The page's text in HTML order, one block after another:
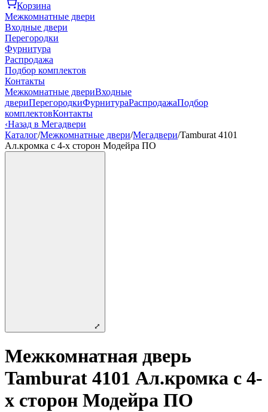
Корзина
Межкомнатные двери
Входные двери
Перегородки
Фурнитура
Распродажа
Подбор комплектов
Контакты
Межкомнатные двериВходные
двериПерегородкиФурнитураРаспродажаПодбор
комплектовКонтакты
‹Назад в Мегадвери
Каталог/Межкомнатные двери/Мегадвери/Tamburat 4101
Ал.кромка с 4-х сторон Модейра ПО
⤢
Межкомнатная дверь
Tamburat 4101 Ал.кромка с 4-
х сторон Модейра ПО